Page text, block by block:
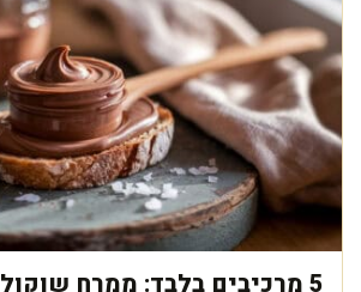
5 מרכיבים בלבד: ממרח